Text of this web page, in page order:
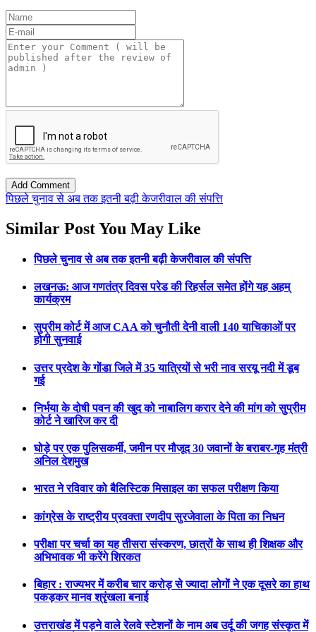
पिछले चुनाव से अब तक इतनी बढ़ी केजरीवाल की संपत्ति
Similar Post You May Like
पिछले चुनाव से अब तक इतनी बढ़ी केजरीवाल की संपत्ति
लखनऊ: आज गणतंत्र दिवस परेड की रिहर्सल समेत होंगे यह अहम्
कार्यक्रम
सुप्रीम कोर्ट में आज CAA को चुनौती देनी वाली 140 याचिकाओं पर
होगी सुनवाई
उत्तर प्रदेश के गोंडा जिले में 35 यात्रियों से भरी नाव सरयू नदी में डूब
गई
निर्भया के दोषी पवन की खुद को नाबालिग करार देने की मांग को सुप्रीम
कोर्ट ने खारिज कर दी
घोड़े पर एक पुलिसकर्मी, जमीन पर मौजूद 30 जवानों के बराबर-गृह मंत्री
अनिल देशमुख
भारत ने रविवार को बैलिस्टिक मिसाइल का सफल परीक्षण किया
कांग्रेस के राष्ट्रीय प्रवक्ता रणदीप सुरजेवाला के पिता का निधन
परीक्षा पर चर्चा का यह तीसरा संस्करण, छात्रों के साथ ही शिक्षक और
अभिभावक भी करेंगे शिरकत
बिहार : राज्यभर में करीब चार करोड़ से ज्यादा लोगों ने एक दूसरे का हाथ
पकड़कर मानव श्रृंखला बनाई
उत्तराखंड में पड़ने वाले रेलवे स्टेशनों के नाम अब उर्दू की जगह संस्कृत में